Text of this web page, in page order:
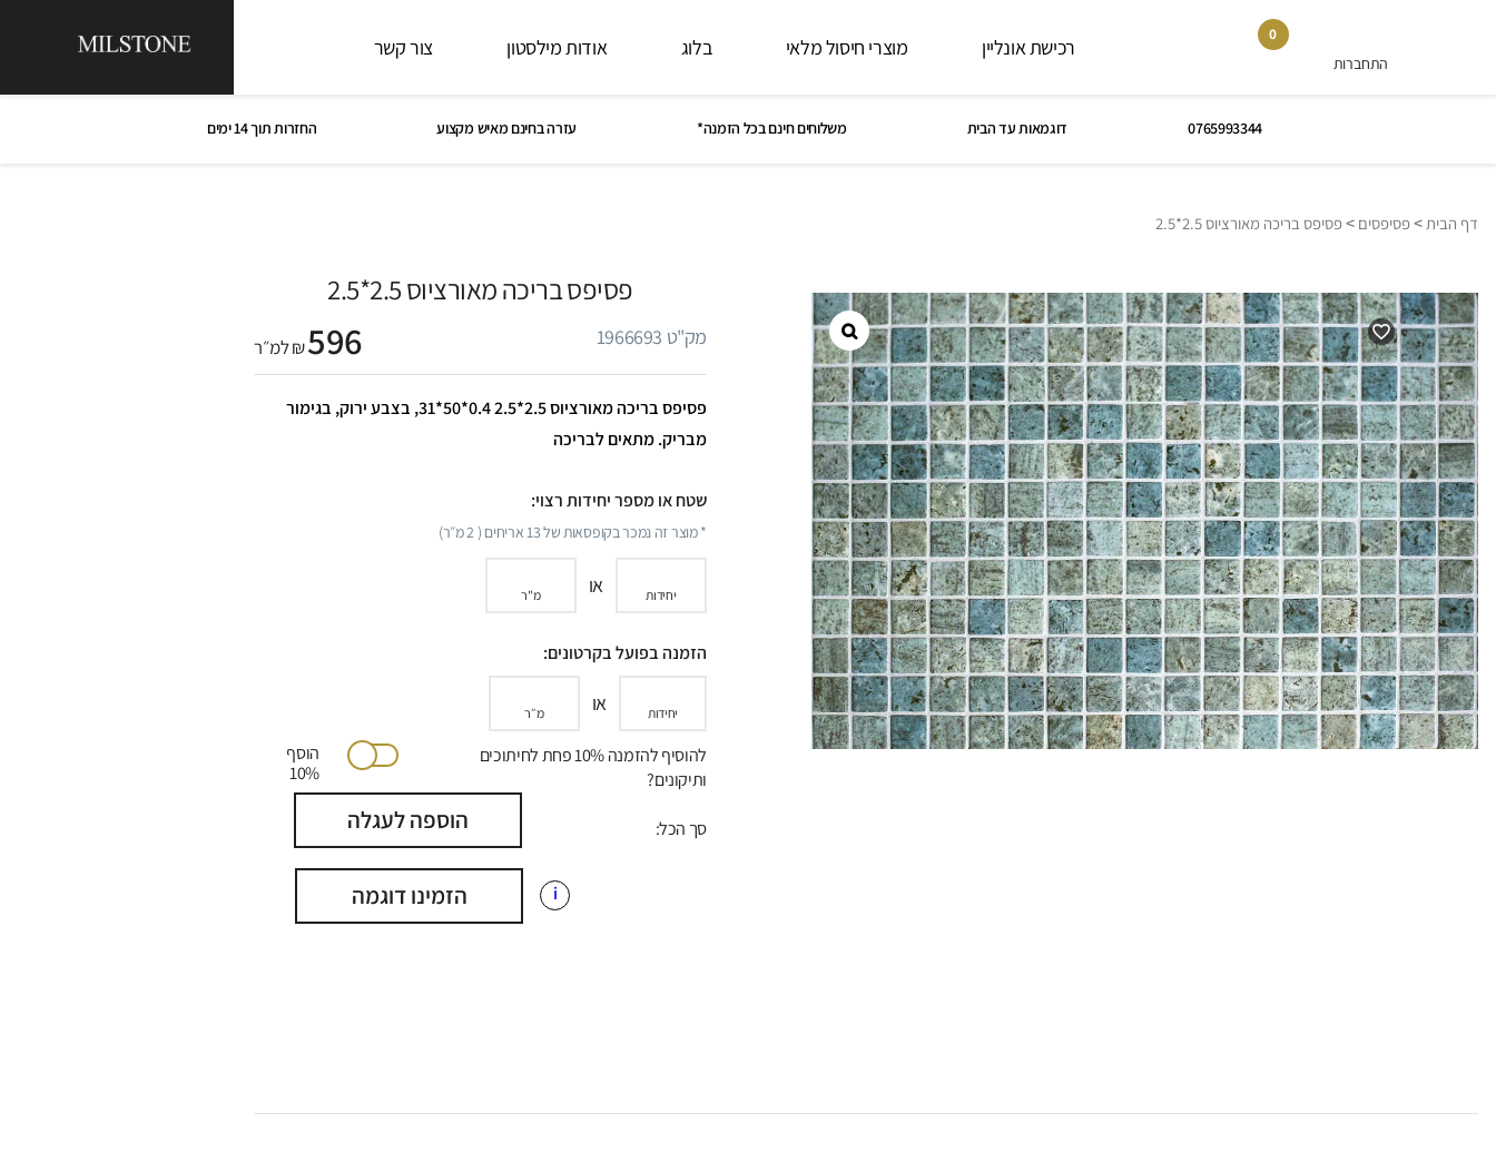
התחברות
0
רכישת אונליין מוצרי חיסול מלאי בלוג אודות מילסטון צור קשר
0765993344 דוגמאות עד הבית משלוחים חינם בכל הזמנה* עזרה בחינם מאיש מקצוע החזרות תוך 14 ימים
דף הבית>פסיפסים >פסיפס בריכה מאורציוס 2.5*2.5
פסיפס בריכה מאורציוס 2.5*2.5
מק"ט 1966693 596₪ למ״ר
פסיפס בריכה מאורציוס 2.5*2.5 0.4*50*31, בצבע ירוק, בגימור
מבריק. מתאים לבריכה
שטח או מספר יחידות רצוי:
* מוצר זה נמכר בקופסאות של13אריחים (2מ״ר)
יחידות או מ"ר
הזמנה בפועל בקרטונים:
יחידות או מ״ר
להוסיף להזמנה 10% פחת לחיתוכים
ותיקונים?
הוסף
10%
סך הכל: הוספה לעגלה
הזמינו דוגמה i